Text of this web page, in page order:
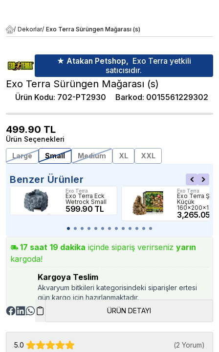
/ Dekorlar/ Exo Terra Sürüngen Mağarası (s)
★ Atakan Petshop, Exo Terra yetkili
satıcısıdır.
Exo Terra Sürüngen Mağarası (s)
Ürün Kodu: 702-PT2930 Barkod: 0015561229302
499.90 TL
Ürün Seçenekleri
Large
Small Medium XL XXL
Benzer Ürünler
Exo Terra
Exo Terra Eck
Wetrock Small
599.90 TL
Exo Terra
Exo Terra
Küçük
3,265.05
17 saat 19 dakika içinde sipariş verirseniz yarın
kargoda!
Kargoya Teslim
Akvaryum bitkileri kategorisindeki siparişler ertesi
gün kargo için hazırlanmaktadır.
ÜRÜN DETAYI
5.0 (2 Yorum)